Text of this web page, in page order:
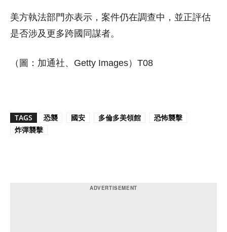
美方執法部門亦表示，案件仍在調查中，並正評估
是否涉及更多跨國同謀者。
（圖：加通社、Getty Images）T08
TAGS 恐襲 國安 多倫多美領館
恐怖襲擊
炸彈襲擊